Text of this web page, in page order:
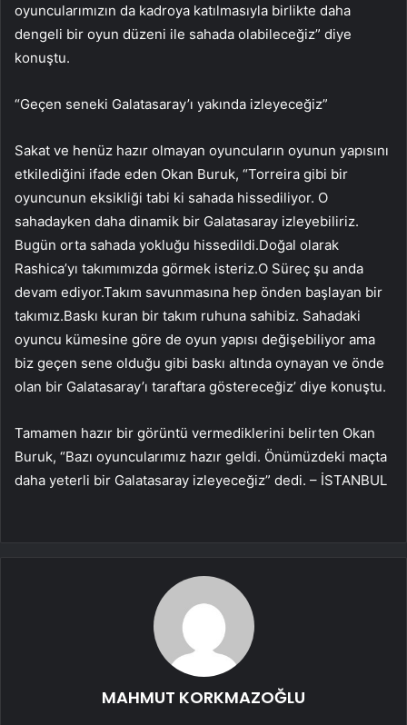
oyuncularımızın da kadroya katılmasıyla birlikte daha
dengeli bir oyun düzeni ile sahada olabileceğiz” diye
konuştu.
“Geçen seneki Galatasaray’ı yakında izleyeceğiz”
Sakat ve henüz hazır olmayan oyuncuların oyunun yapısını
etkilediğini ifade eden Okan Buruk, “Torreira gibi bir
oyuncunun eksikliği tabi ki sahada hissediliyor. O
sahadayken daha dinamik bir Galatasaray izleyebiliriz.
Bugün orta sahada yokluğu hissedildi.Doğal olarak
Rashica’yı takımımızda görmek isteriz.O Süreç şu anda
devam ediyor.Takım savunmasına hep önden başlayan bir
takımız.Baskı kuran bir takım ruhuna sahibiz. Sahadaki
oyuncu kümesine göre de oyun yapısı değişebiliyor ama
biz geçen sene olduğu gibi baskı altında oynayan ve önde
olan bir Galatasaray’ı taraftara göstereceğiz’ diye konuştu.
Tamamen hazır bir görüntü vermediklerini belirten Okan
Buruk, “Bazı oyuncularımız hazır geldi. Önümüzdeki maçta
daha yeterli bir Galatasaray izleyeceğiz” dedi. – İSTANBUL
MAHMUT KORKMAZOĞLU